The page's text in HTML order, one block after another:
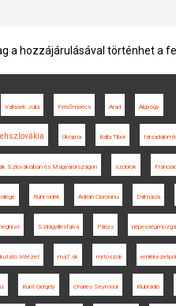
a hozzájárulásával történhet a
Vallasek Júlia Felsőmoécs Arad Algyógy
Ukrajna Balla Tibor
Szlovákiában és Magyarországon szobrok
Ruhr-vidék Adrian Cioroianu Dalmácia
Szilágyillésfalva Párizs
Intézet ma7.sk mítoszok
Kunt Gergely Charles Seymour Klubrádió